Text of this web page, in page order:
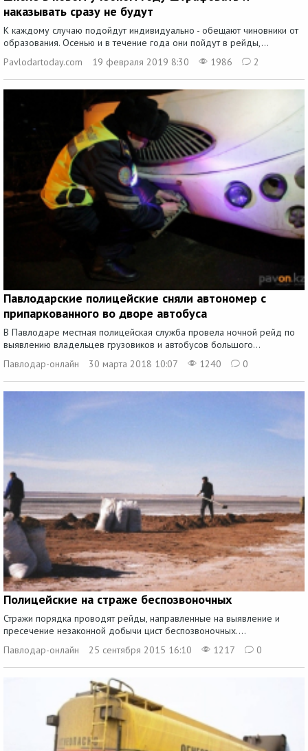
наказывать сразу не будут
К каждому случаю подойдут индивидуально - обещают чиновники от
образования. Осенью и в течение года они пойдут в рейды,...
Pavlodartoday.com
19 февраля 2019 8:30 1986 2
Павлодарские полицейские сняли автономер с
припаркованного во дворе автобуса
В Павлодаре местная полицейская служба провела ночной рейд по
выявлению владельцев грузовиков и автобусов большого...
Павлодар-онлайн
30 марта 2018 10:07 1240 0
Полицейские на страже беспозвоночных
Стражи порядка проводят рейды, направленные на выявление и
пресечение незаконной добычи цист беспозвоночных....
Павлодар-онлайн
25 сентября 2015 16:10 1217 0